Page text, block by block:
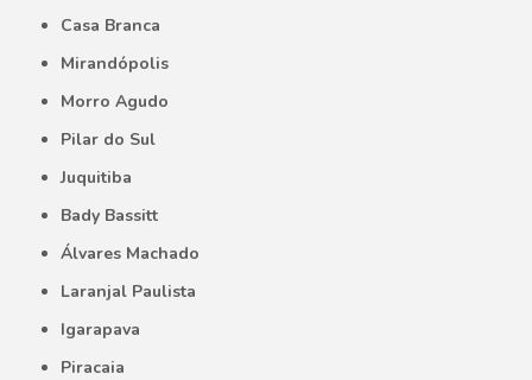
Casa Branca
Mirandópolis
Morro Agudo
Pilar do Sul
Juquitiba
Bady Bassitt
Álvares Machado
Laranjal Paulista
Igarapava
Piracaia